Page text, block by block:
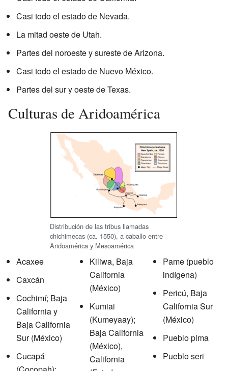
Casi todo el estado de Nevada.
La mitad oeste de Utah.
Partes del noroeste y sureste de Arizona.
Casi todo el estado de Nuevo México.
Partes del sur y oeste de Texas.
Culturas de Aridoamérica
Distribución de las tribus llamadas
chichimecas (ca. 1550), a caballo entre
Aridoamérica y Mesoamérica
Acaxee
Caxcán
Cochimí; Baja
California y
Baja California
Sur (México)
Cucapá
Kiliwa, Baja
California
(México)
Kumiai
(Kumeyaay);
Baja California
(México),
California
Pame (pueblo
indígena)
Pericú, Baja
California Sur
(México)
Pueblo pima
Pueblo seri